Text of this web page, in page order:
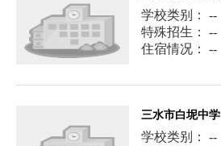
学校类别： --
特殊招生： --
住宿情况： --
三水市白坭中学
学校类别： --